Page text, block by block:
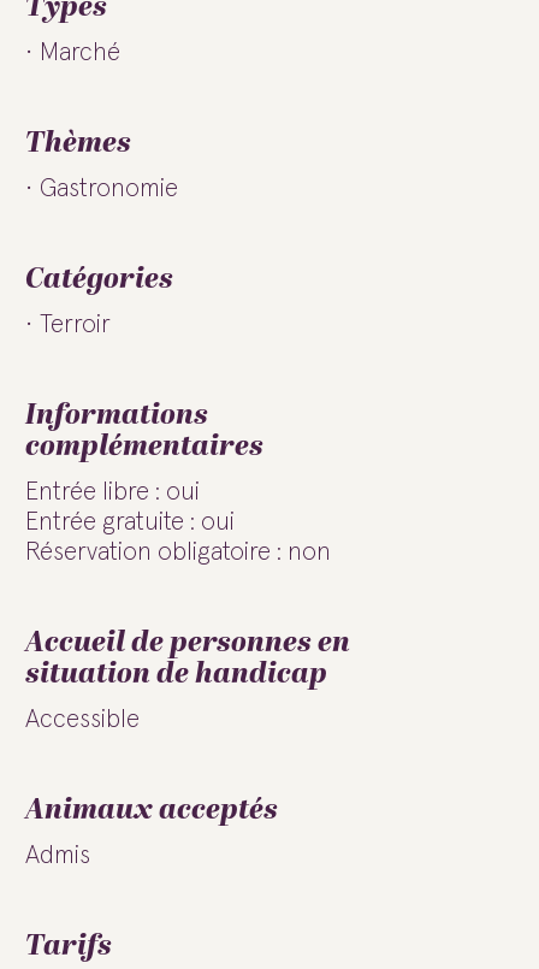
Marché
Thèmes
Gastronomie
Catégories
Terroir
Informations
complémentaires
Entrée libre : oui
Entrée gratuite : oui
Réservation obligatoire : non
Accueil de personnes en
situation de handicap
Accessible
Animaux acceptés
Admis
Tarifs